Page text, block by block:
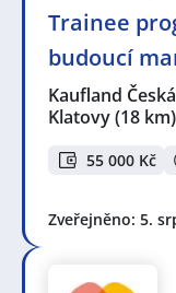
Trainee
budoucí
Kaufland
Klatovy(18 km)
55 000 Kč
Zveřejněno: 5.